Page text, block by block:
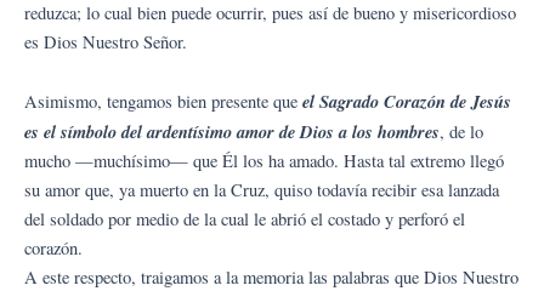
reduzca; lo cual bien puede ocurrir, pues así de bueno y misericordioso
es Dios Nuestro Señor.
Asimismo, tengamos bien presente que el Sagrado Corazón de Jesús
es el símbolo del ardentísimo amor de Dios a los hombres, de lo
mucho —muchísimo— que Él los ha amado. Hasta tal extremo llegó
su amor que, ya muerto en la Cruz, quiso todavía recibir esa lanzada
del soldado por medio de la cual le abrió el costado y perforó el
corazón.
A este respecto, traigamos a la memoria las palabras que Dios Nuestro